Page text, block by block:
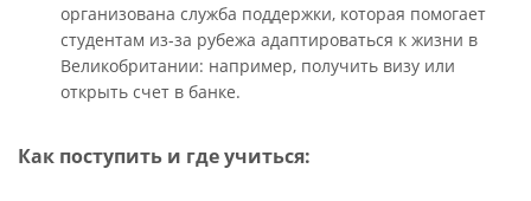
организована служба поддержки, которая помогает
студентам из-за рубежа адаптироваться к жизни в
Великобритании: например, получить визу или
открыть счет в банке.
Как поступить и где учиться: